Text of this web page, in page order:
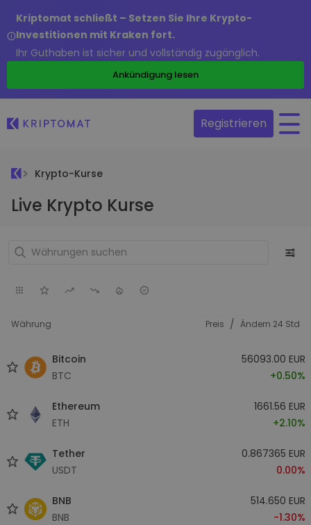
Kriptomat schließt – Setzen Sie Ihre Krypto-
Investitionen mit Kraken fort.
Ihr Guthaben ist sicher und vollständig zugänglich.
Ankündigung lesen
Registrieren
Krypto-Kurse
Live Krypto Kurse
Währung Preis / Ändern 24 Std
Bitcoin
BTC
56093.00 EUR
+0.50%
Ethereum
ETH
1661.56 EUR
+2.10%
Tether
USDT
0.867365 EUR
0.00%
BNB
BNB
514.650 EUR
-1.30%